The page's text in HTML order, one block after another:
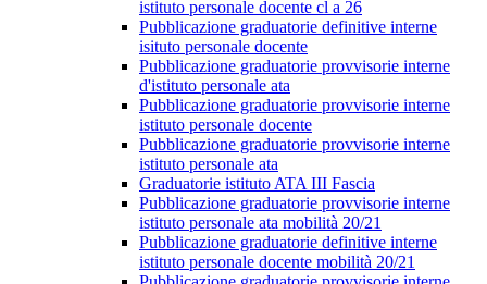
istituto personale docente cl a 26
Pubblicazione graduatorie definitive interne
isituto personale docente
Pubblicazione graduatorie provvisorie interne
d'istituto personale ata
Pubblicazione graduatorie provvisorie interne
istituto personale docente
Pubblicazione graduatorie provvisorie interne
istituto personale ata
Graduatorie istituto ATA III Fascia
Pubblicazione graduatorie provvisorie interne
istituto personale ata mobilità 20/21
Pubblicazione graduatorie definitive interne
istituto personale docente mobilità 20/21